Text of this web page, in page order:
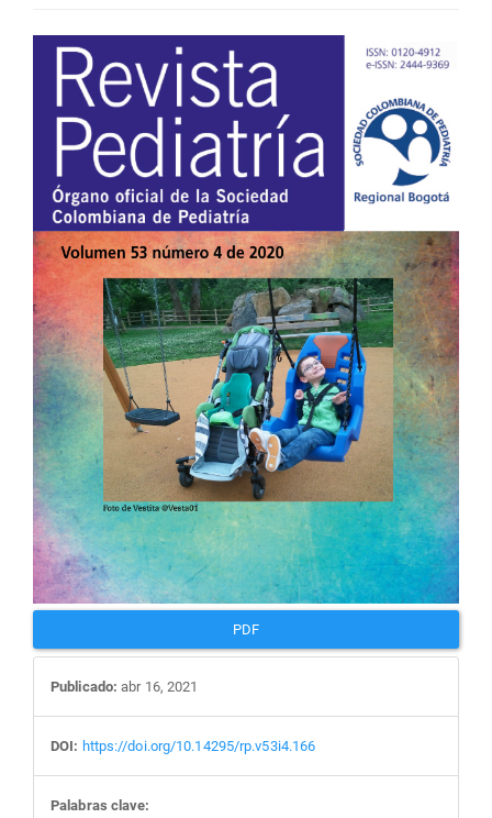
Barra
lateral
del
artículo
PDF
Publicado: abr 16, 2021
DOI: https://doi.org/10.14295/rp.v53i4.166
Palabras clave: